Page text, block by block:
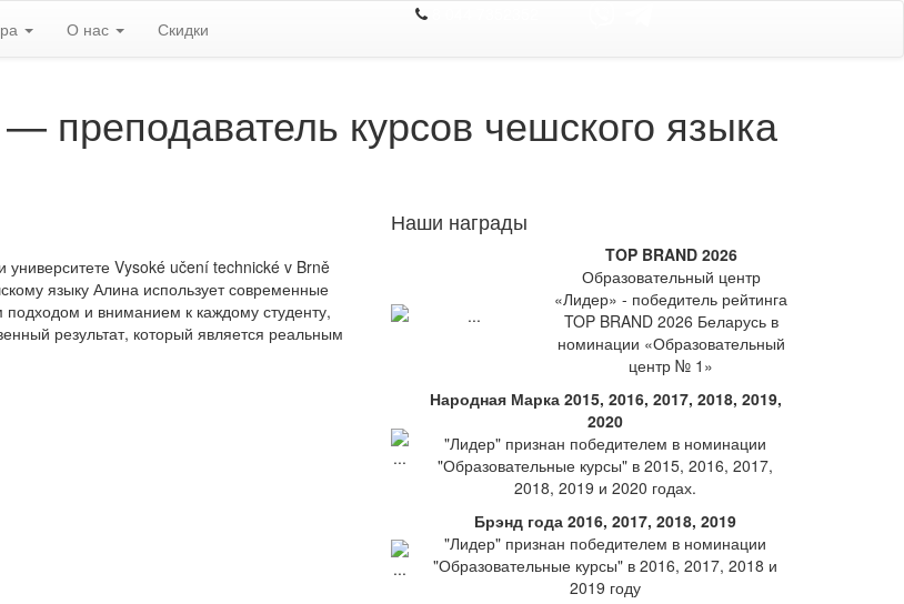
О нас Скидки
преподаватель курсов чешского языка
университете Vysoké učení technické v Brně
языку Алина использует современные
и вниманием к каждому студенту,
результат, который является реальным
Наши награды
TOP BRAND 2026
Образовательный центр
«Лидер» - победитель рейтинга
TOP BRAND 2026 Беларусь в
номинации «Образовательный
центр № 1»
Народная Марка 2015, 2016, 2017, 2018, 2019,
2020
"Лидер" признан победителем в номинации
"Образовательные курсы" в 2015, 2016, 2017,
2018, 2019 и 2020 годах.
Брэнд года 2016, 2017, 2018, 2019
"Лидер" признан победителем в номинации
"Образовательные курсы" в 2016, 2017, 2018 и
2019 году